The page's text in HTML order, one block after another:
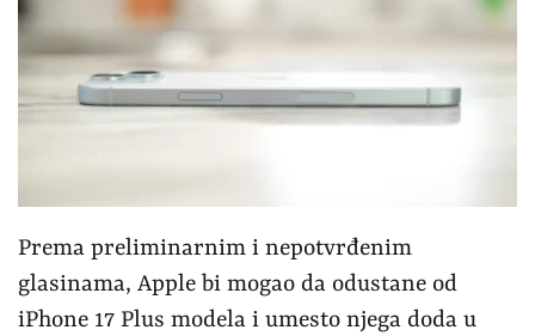
Prema preliminarnim i nepotvrđenim
glasinama, Apple bi mogao da odustane od
iPhone 17 Plus modela i umesto njega doda u